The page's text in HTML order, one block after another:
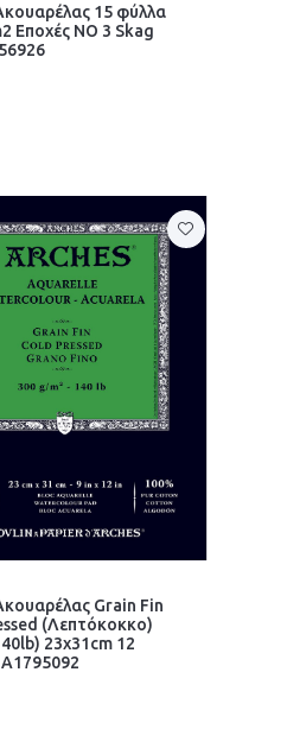
15 φύλλα
Εποχές ΝΟ 3 Skag
Grain Fin
(Λεπτόκοκκο)
23x31cm 12